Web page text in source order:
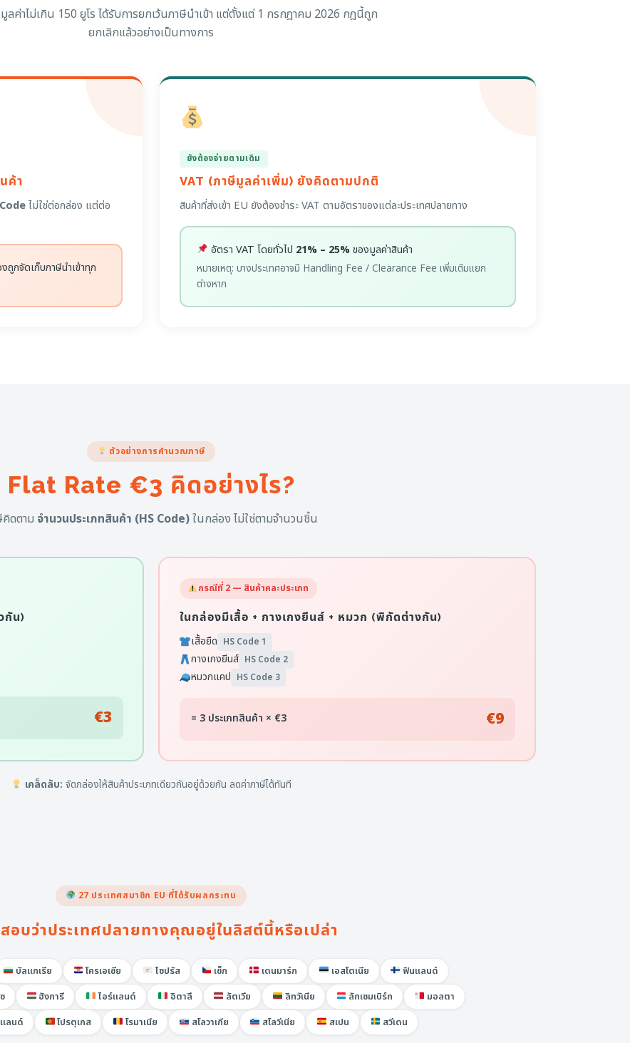
ค่าไม่เกิน 150 ยูโร ได้รับการยกเว้นภาษีนำเข้า แต่ตั้งแต่ 1 กรกฎาคม 2026 กฎนี้ถูก
ยกเลิกแล้วอย่างเป็นทางการ
ค้า
ไม่ใช่ต่อกล่อง แต่ต่อ
ถูกจัดเก็บภาษีนำเข้าทุก
ยังต้องจ่ายตามเดิม
VAT (ภาษีมูลค่าเพิ่ม) ยังคิดตามปกติ
สินค้าที่ส่งเข้า EU ยังต้องชำระ VAT ตามอัตราของแต่ละประเทศปลายทาง
อัตรา VAT โดยทั่วไป 21% – 25%ของมูลค่าสินค้า
หมายเหตุ: บางประเทศอาจมี Handling Fee / Clearance Fee เพิ่มเติมแยก
ต่างหาก
ตัวอย่างการคำนวณภาษี
Flat Rate €3 คิดอย่างไร?
ดตาม จำนวนประเภทสินค้า (HS Code)ในกล่อง ไม่ใช่ตามจำนวนชิ้น
กัน)
€3
กรณีที่ 2 — สินค้าคละประเภท
ในกล่องมีเสื้อ + กางเกงยีนส์ + หมวก (พิกัดต่างกัน)
เสื้อยืด HS Code 1
กางเกงยีนส์ HS Code 2
หมวกแคป HS Code 3
= 3 ประเภทสินค้า × €3 €9
เคล็ดลับ: จัดกล่องให้สินค้าประเภทเดียวกันอยู่ด้วยกัน ลดค่าภาษีได้ทันที
27 ประเทศสมาชิก EU ที่ได้รับผลกระทบ
อบว่าประเทศปลายทางคุณอยู่ในลิสต์นี้หรือเปล่า
บัลแกเรีย โครเอเชีย ไซปรัส เช็ก เดนมาร์ก เอสโตเนีย
ฟินแลนด์
ฮังการี ไอร์แลนด์ อิตาลี ลัตเวีย ลิทวัเนีย ลักเซมเบิร์ก
มอลตา
ลนด์ โปรตุเกส โรมาเนีย สโลวาเกีย สโลวีเนีย สเปน สวีเดน